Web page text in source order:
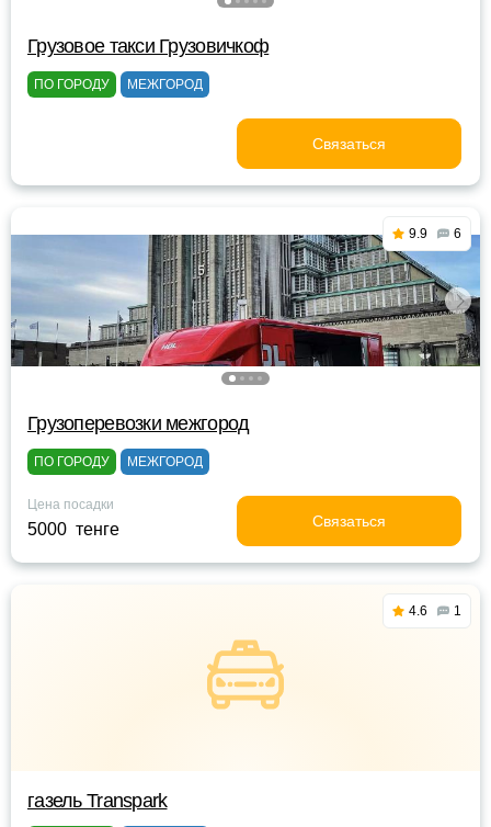
Грузовое такси Грузовичкоф
ПО ГОРОДУ МЕЖГОРОД
Связаться
9.9 6
Грузоперевозки межгород
ПО ГОРОДУ МЕЖГОРОД
Цена посадки
5000 тенге Связаться
4.6 1
газель Transpark